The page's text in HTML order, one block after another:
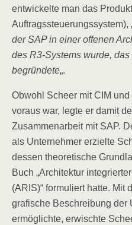
entwickelte man das
Auftragssteuerungssystem),
der SAP in einer offenen
des R3-Systems wurde,
begründete„.
Obwohl Scheer mit CIM
voraus war, legte er damit
Zusammenarbeit mit SAP.
als Unternehmer erzielte
dessen theoretische
Buch „Architektur
(ARIS)“ formuliert hatte. Mit
grafische Beschreibung der
ermöglichte, erwischte